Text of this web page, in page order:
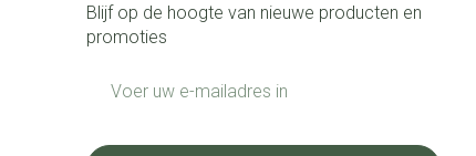
Blijf op de hoogte van nieuwe producten en
promoties